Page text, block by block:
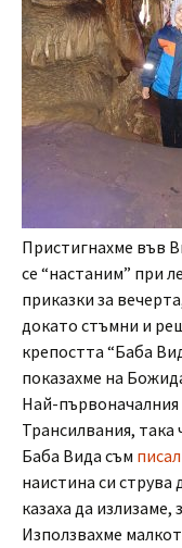
Пристигнахме във
се “настаним” при
приказки за
докато стъмни и
крепостта “Баба
показахме на
Най-
Трансилвания, така
Баба Вида съм
наистина си струва
казаха да
Използвахме